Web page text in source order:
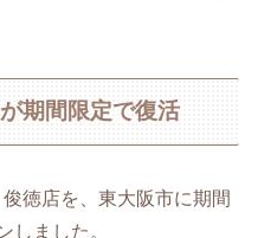
期間限定で復活
徳店を、東大阪市に期間
しました。​